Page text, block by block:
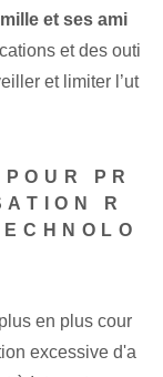
et ses ami
et des outi
et limiter l’ut
PR
R
en plus cour
excessive d'a